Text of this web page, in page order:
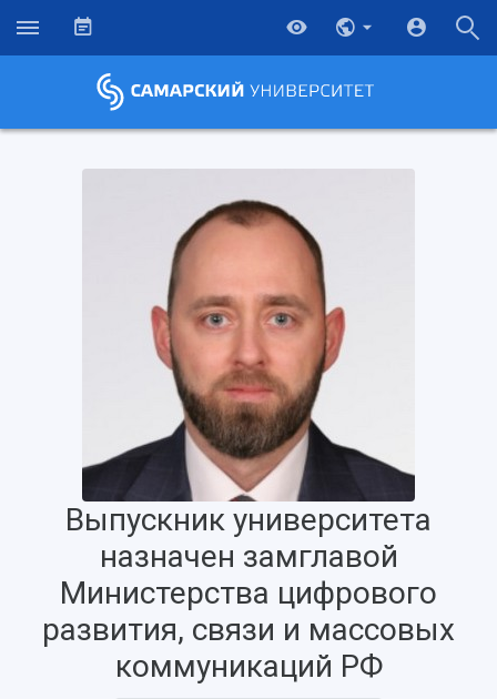
НАЗАД
Об университете
Ключевые факты
Рейтинги
Новости
Главные новости
Бортжурнал
Объявления
Образование
Почему я выбираю Самарский университет?
Абитуриенту
Бакалавриат и специалитет
Научно-исследовательская деятельность
Основные научные направления
Научные школы и ведущие научные коллективы
Диссертационные советы
Выпускник университета
назначен замглавой
Министерства цифрового
развития, связи и массовых
коммуникаций РФ